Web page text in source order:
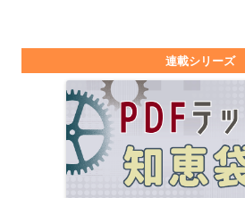
連載シリーズ